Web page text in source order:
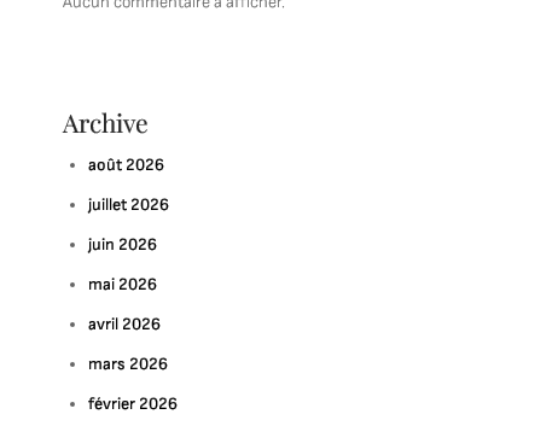
Archive
août 2026
juillet 2026
juin 2026
mai 2026
avril 2026
mars 2026
février 2026